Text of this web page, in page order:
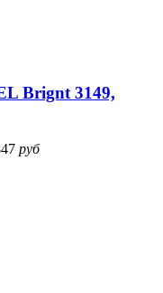
Brignt 3149,
руб